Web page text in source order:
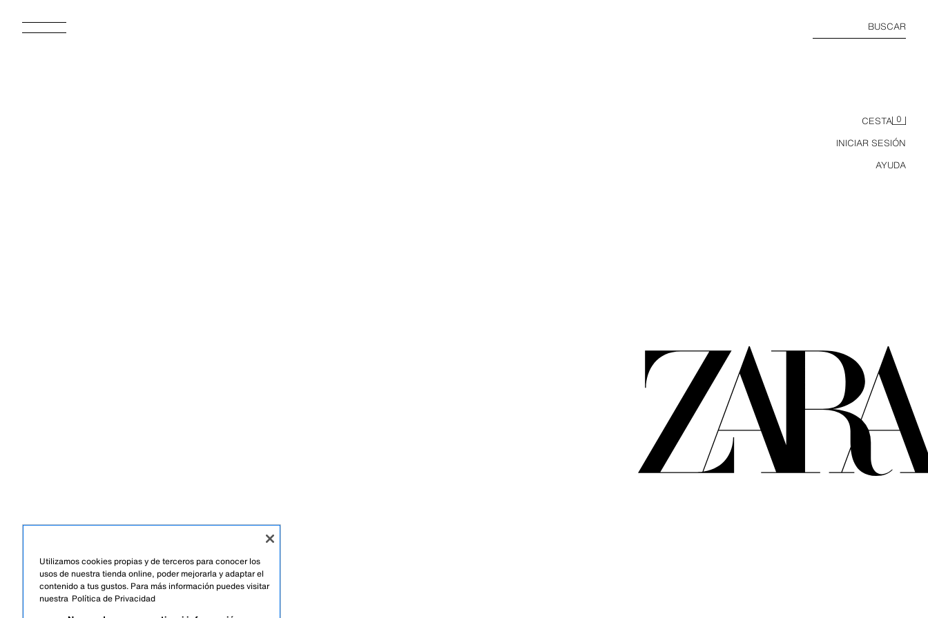
BUSCAR
CESTA 0
INICIAR SESIÓN
AYUDA
Utilizamos cookies propias y de terceros para conocer los
usos de nuestra tienda online, poder mejorarla y adaptar el
contenido a tus gustos. Para más información puedes visitar
nuestra Política de Privacidad